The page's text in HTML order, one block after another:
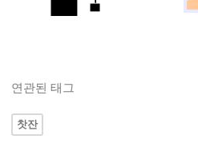
연관된 태그
찻잔